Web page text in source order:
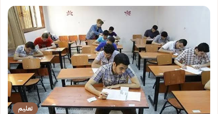
تعليم